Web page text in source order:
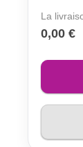
La
0,00 €